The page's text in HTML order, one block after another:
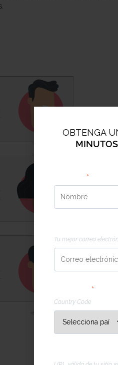
OBTENGA
MINUTOS
*
Tu mejor correo
*
Country Code
URL válida de